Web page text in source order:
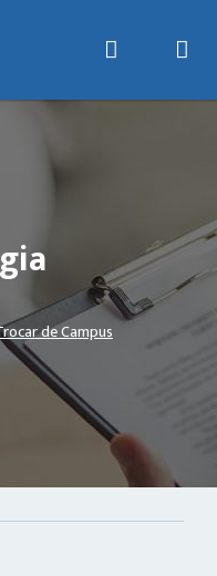
de Campus